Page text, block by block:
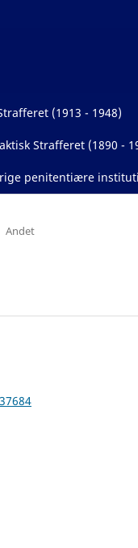
(1913 - 1948)
Strafferet (1890 -
penitentiære
Andet